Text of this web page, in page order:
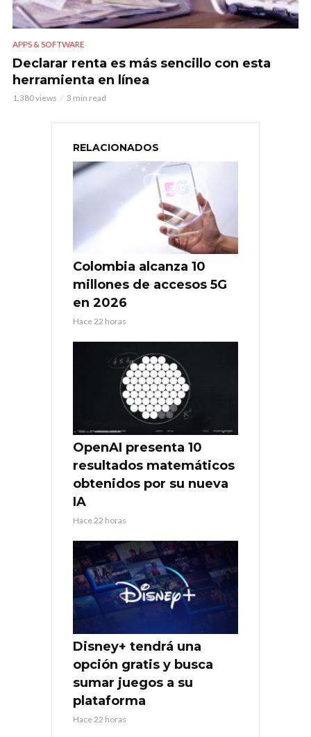
APPS & SOFTWARE
Declarar renta es más sencillo con esta
herramienta en línea
1.380 views 3 min read
RELACIONADOS
Colombia alcanza 10
millones de accesos 5G
en 2026
Hace 22 horas
OpenAI presenta 10
resultados matemáticos
obtenidos por su nueva
IA
Hace 22 horas
Disney+ tendrá una
opción gratis y busca
sumar juegos a su
plataforma
Hace 22 horas